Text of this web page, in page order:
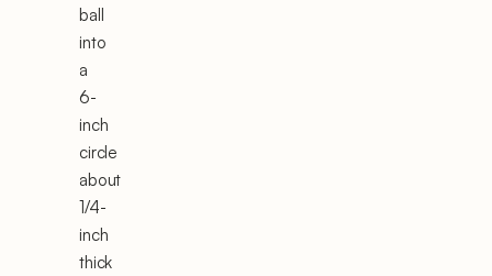
ball
into
a
6-
inch
circle
about
1/4-
inch
thick